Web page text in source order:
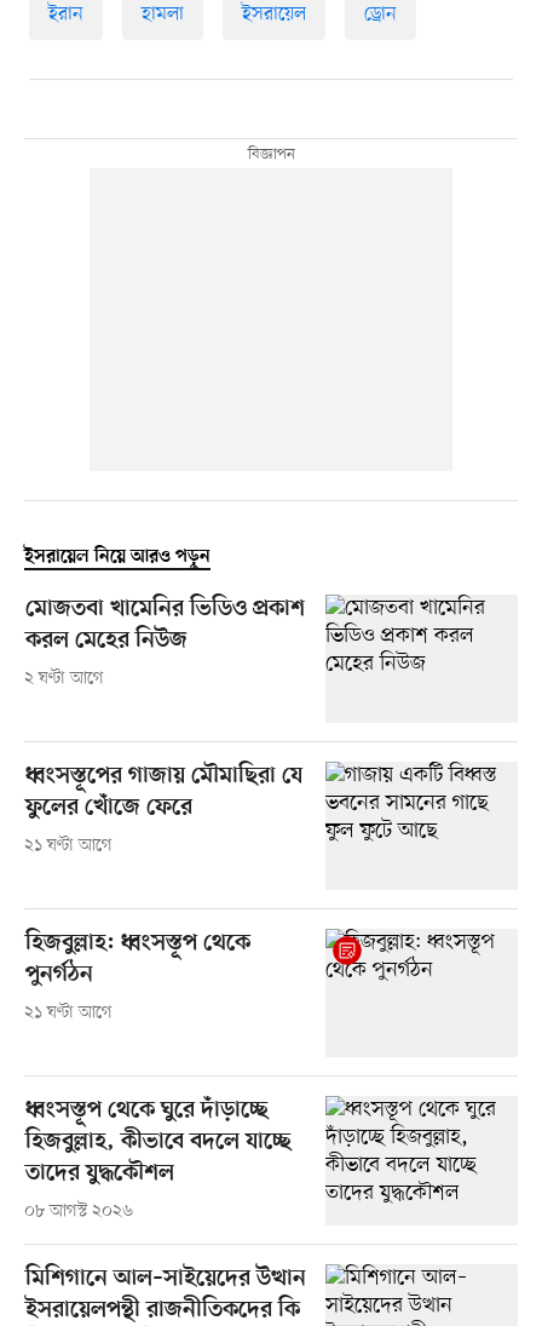
ইরান হামলা ইসরায়েল ড্রোন
ইসরায়েল নিয়ে আরও পড়ুন
মোজতবা খামেনির ভিডিও প্রকাশ
করল মেহের নিউজ
২ ঘণ্টা আগে
ধ্বংসস্তূপের গাজায় মৌমাছিরা যে
ফুলের খোঁজে ফেরে
২১ ঘণ্টা আগে
হিজবুল্লাহ: ধ্বংসস্তূপ থেকে
পুনর্গঠন
২১ ঘণ্টা আগে
ধ্বংসস্তূপ থেকে ঘুরে দাঁড়াচ্ছে
হিজবুল্লাহ, কীভাবে বদলে যাচ্ছে
তাদের যুদ্ধকৌশল
০৮ আগস্ট ২০২৬
মিশিগানে আল–সাইয়েদের উত্থান
ইসরায়েলপন্থী রাজনীতিকদের কি